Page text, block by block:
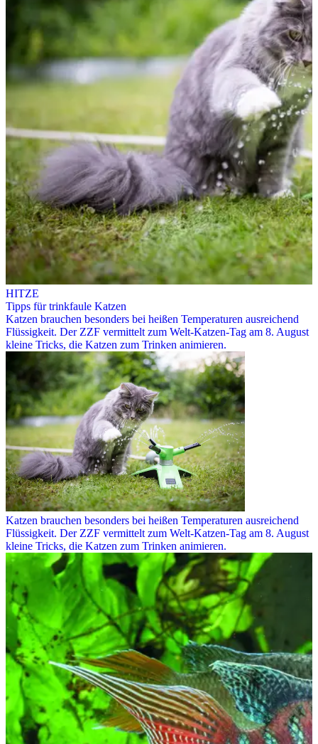
HITZE
Tipps für trinkfaule Katzen
Katzen brauchen besonders bei heißen Temperaturen ausreichend
Flüssigkeit. Der ZZF vermittelt zum Welt-Katzen-Tag am 8. August
kleine Tricks, die Katzen zum Trinken animieren.
Katzen brauchen besonders bei heißen Temperaturen ausreichend
Flüssigkeit. Der ZZF vermittelt zum Welt-Katzen-Tag am 8. August
kleine Tricks, die Katzen zum Trinken animieren.